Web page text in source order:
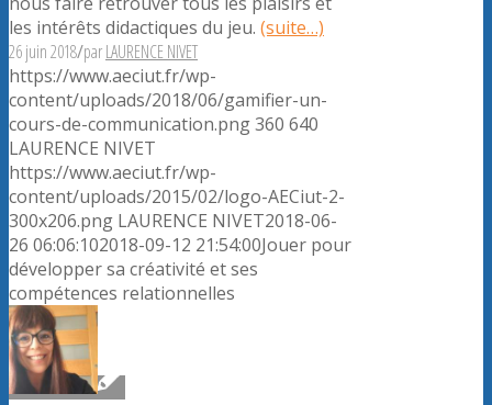
les intérêts didactiques du jeu. (suite…)
26 juin 2018/parLAURENCE NIVET
https://www.aeciut.fr/wp-
content/uploads/2018/06/gamifier-un-
cours-de-communication.png360 640
LAURENCE NIVET
https://www.aeciut.fr/wp-
content/uploads/2015/02/logo-AECiut-2-
300x206.png LAURENCE NIVET2018-06-
26 06:06:102018-09-12 21:54:00Jouer pour
développer sa créativité et ses
compétences relationnelles